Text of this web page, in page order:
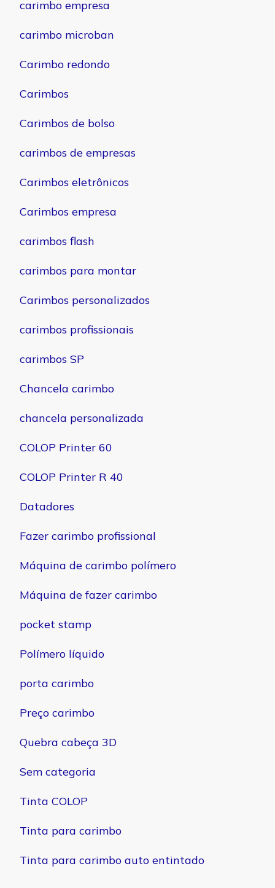
carimbo empresa
carimbo microban
Carimbo redondo
Carimbos
Carimbos de bolso
carimbos de empresas
Carimbos eletrônicos
Carimbos empresa
carimbos flash
carimbos para montar
Carimbos personalizados
carimbos profissionais
carimbos SP
Chancela carimbo
chancela personalizada
COLOP Printer 60
COLOP Printer R 40
Datadores
Fazer carimbo profissional
Máquina de carimbo polímero
Máquina de fazer carimbo
pocket stamp
Polímero líquido
porta carimbo
Preço carimbo
Quebra cabeça 3D
Sem categoria
Tinta COLOP
Tinta para carimbo
Tinta para carimbo auto entintado